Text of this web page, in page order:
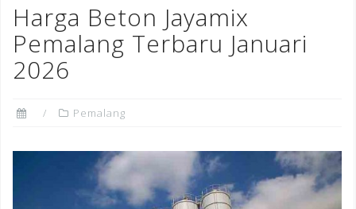
Harga Beton Jayamix
Pemalang Terbaru Januari
2026
Pemalang